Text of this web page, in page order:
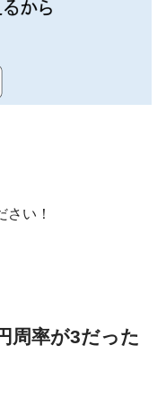
い！
周率が3だった